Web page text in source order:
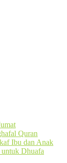
Quran
Ibu dan Anak
Dhuafa